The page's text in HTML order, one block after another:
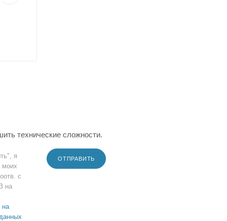
технические сложности.
я
моих
с
на
на
ОТПРАВИТЬ